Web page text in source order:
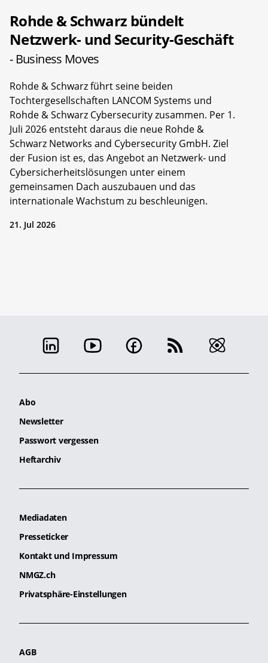
Rohde & Schwarz bündelt
Netzwerk- und Security-Geschäft
- Business Moves
Rohde & Schwarz führt seine beiden
Tochtergesellschaften LANCOM Systems und
Rohde & Schwarz Cybersecurity zusammen. Per 1.
Juli 2026 entsteht daraus die neue Rohde &
Schwarz Networks and Cybersecurity GmbH. Ziel
der Fusion ist es, das Angebot an Netzwerk- und
Cybersicherheitslösungen unter einem
gemeinsamen Dach auszubauen und das
internationale Wachstum zu beschleunigen.
21. Jul 2026
Abo
Newsletter
Passwort vergessen
Heftarchiv
Mediadaten
Presseticker
Kontakt und Impressum
NMGZ.ch
Privatsphäre-Einstellungen
AGB